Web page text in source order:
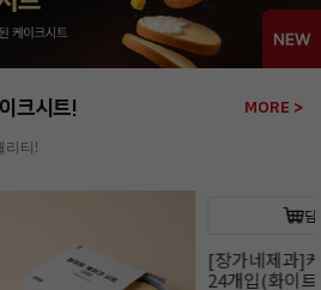
크시트! MORE >
리티!